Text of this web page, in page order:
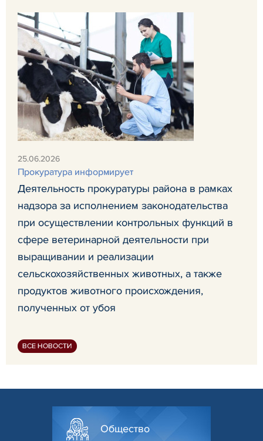
25.06.2026
Прокуратура информирует
Деятельность прокуратуры района в рамках
надзора за исполнением законодательства
при осуществлении контрольных функций в
сфере ветеринарной деятельности при
выращивании и реализации
сельскохозяйственных животных, а также
продуктов животного происхождения,
полученных от убоя
ВСЕ НОВОСТИ
Общество